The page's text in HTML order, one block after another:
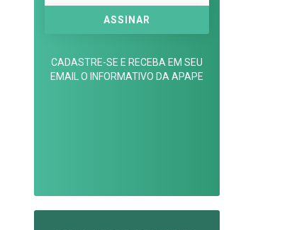
CADASTRE-SE E RECEBA EM SEU
EMAIL O INFORMATIVO DA APAPE